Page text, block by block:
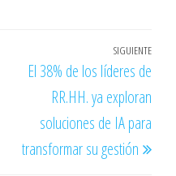
SIGUIENTE
El 38% de los líderes de
RR.HH. ya exploran
soluciones de IA para
transformar su gestión